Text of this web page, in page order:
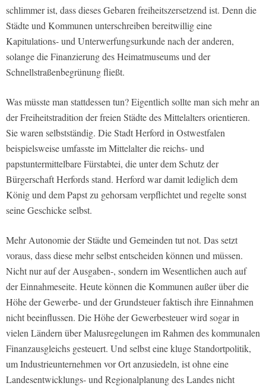
schlimmer ist, dass dieses Gebaren freiheitszersetzend ist. Denn die
Städte und Kommunen unterschreiben bereitwillig eine
Kapitulations- und Unterwerfungsurkunde nach der anderen,
solange die Finanzierung des Heimatmuseums und der
Schnellstraßenbegrünung fließt.
Was müsste man stattdessen tun? Eigentlich sollte man sich mehr an
der Freiheitstradition der freien Städte des Mittelalters orientieren.
Sie waren selbstständig. Die Stadt Herford in Ostwestfalen
beispielsweise umfasste im Mittelalter die reichs- und
papstuntermittelbare Fürstabtei, die unter dem Schutz der
Bürgerschaft Herfords stand. Herford war damit lediglich dem
König und dem Papst zu gehorsam verpflichtet und regelte sonst
seine Geschicke selbst.
Mehr Autonomie der Städte und Gemeinden tut not. Das setzt
voraus, dass diese mehr selbst entscheiden können und müssen.
Nicht nur auf der Ausgaben-, sondern im Wesentlichen auch auf
der Einnahmeseite. Heute können die Kommunen außer über die
Höhe der Gewerbe- und der Grundsteuer faktisch ihre Einnahmen
nicht beeinflussen. Die Höhe der Gewerbesteuer wird sogar in
vielen Ländern über Malusregelungen im Rahmen des kommunalen
Finanzausgleichs gesteuert. Und selbst eine kluge Standortpolitik,
um Industrieunternehmen vor Ort anzusiedeln, ist ohne eine
Landesentwicklungs- und Regionalplanung des Landes nicht